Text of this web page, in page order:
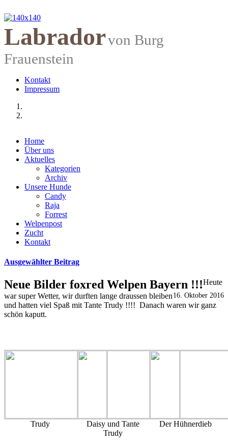
Labradorvon Burg
Frauenstein
Kontakt
Impressum
Home
Über uns
Aktuelles
Kategorien
Archiv
Unsere Hunde
Candy
Raja
Forrest
Welpenpost
Zucht
Kontakt
Ausgewählter Beitrag
Neue Bilder foxred Welpen Bayern !!!
16. Oktober 2016
Heute
war super Wetter, wir durften lange draussen bleiben
und hatten viel Spaß mit Tante Trudy !!!! Danach waren wir ganz
schön kaputt.
Trudy
Daisy und Tante
Trudy
Der Hühnerdieb